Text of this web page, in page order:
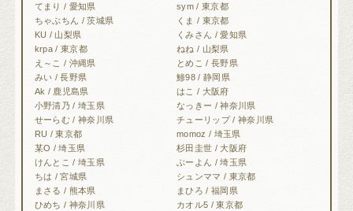
てまり / 愛知県
sym / 東京都
ちゃぶちん / 茨城県
くま / 東京都
KU / 山梨県
くみさん / 愛知県
krpa / 東京都
ねね / 山梨県
え～こ / 沖縄県
とめこ / 長野県
みい / 長野県
鯵98 / 静岡県
Ak / 鹿児島県
はこ / 大阪府
小野清乃 / 埼玉県
なっきー / 神奈川県
せーらむ / 神奈川県
チューリップ / 神奈川県
RU / 東京都
momoz / 埼玉県
某O / 埼玉県
杉田圭世 / 大阪府
けんとこ / 埼玉県
ぶーよん / 埼玉県
ちは / 宮城県
シュンママ / 東京都
まさる / 熊本県
まひろ / 福岡県
ひめち / 神奈川県
カオル5 / 東京都